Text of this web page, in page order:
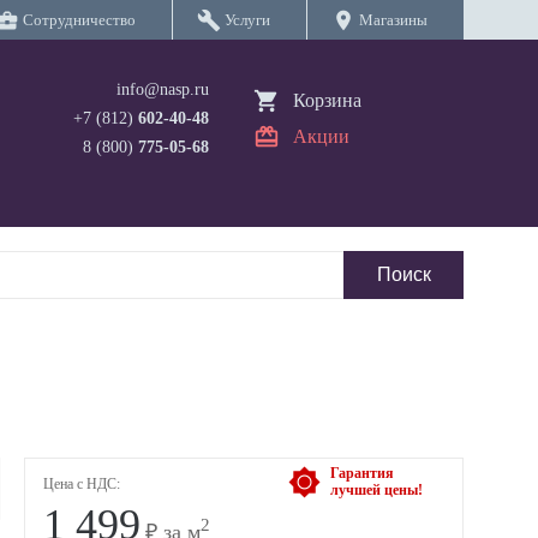
Сотрудничество build Услуги location_on Магазины
info@nasp.ru
+7 (812) 602-40-48
8 (800) 775-05-68
Корзина
Акции
Гарантия
лучшей цены!
Цена с НДС:
1 499 ₽ за м2